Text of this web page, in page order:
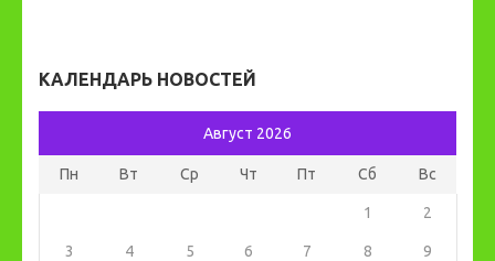
КАЛЕНДАРЬ НОВОСТЕЙ
Август 2026
Пн Вт Ср Чт Пт Сб Вс
1 2
3 4 5 6 7 8 9